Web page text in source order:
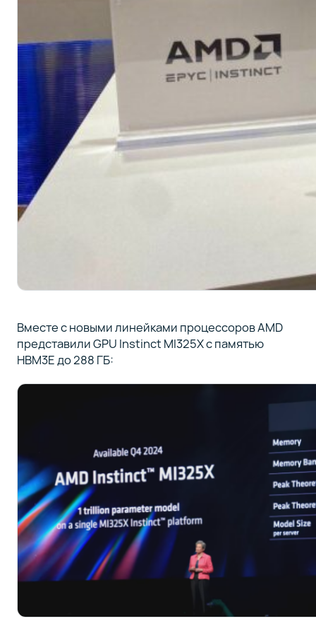
Вместе с новыми линейками процессоров AMD
представили GPU Instinct MI325X с памятью
HBM3E до 288 ГБ: